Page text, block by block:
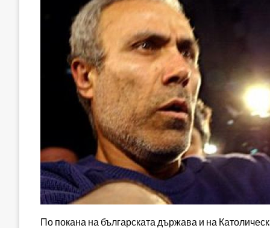
По покана на българската държава и на